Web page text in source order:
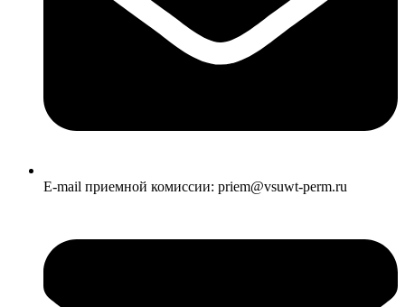
E-mail приемной комиссии: priem@vsuwt-perm.ru